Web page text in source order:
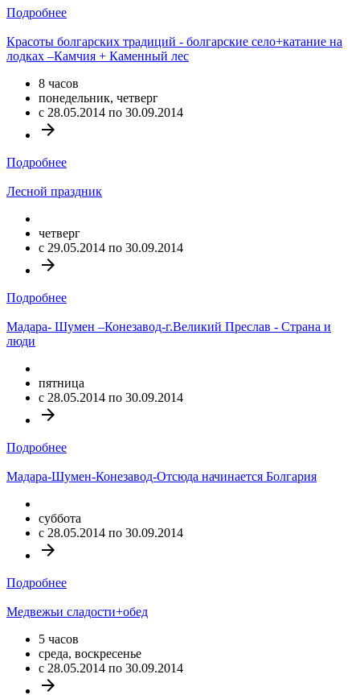
Подробнее
Красоты болгарских традиций - болгарские село+катание на
лодках –Камчия + Каменный лес
8 часов
понедельник, четверг
c 28.05.2014 по 30.09.2014
arrow_forward
Подробнее
Лесной праздник
четверг
c 29.05.2014 по 30.09.2014
arrow_forward
Подробнее
Мадара- Шумен –Конезавод-г.Великий Преслав - Страна и
люди
пятница
c 28.05.2014 по 30.09.2014
arrow_forward
Подробнее
Мадара-Шумен-Конезавод-Отсюда начинается Болгария
суббота
c 28.05.2014 по 30.09.2014
arrow_forward
Подробнее
Медвежьи сладости+обед
5 часов
среда, воскресенье
c 28.05.2014 по 30.09.2014
arrow_forward